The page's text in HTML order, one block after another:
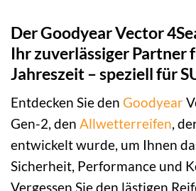
Der Goodyear Vector
Ihr zuverlässiger Partner
Jahreszeit – speziell für
Entdecken Sie den Goodyear
Gen-2, den Allwetterreifen,
entwickelt wurde, um Ihnen
Sicherheit, Performance und
Vergessen Sie den lästigen